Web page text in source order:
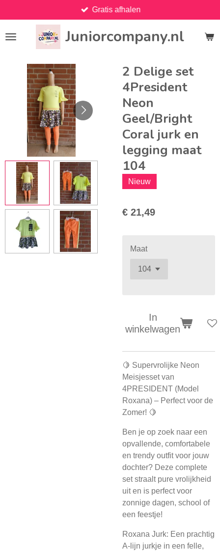
direct
naar
Juniorcompany.nl
Gratis afhalen
2 Delige set
4President
Neon
Geel/Bright
Coral jurk en
legging maat
104
Nieuw
€ 21,49
Maat
In
winkelwagen
🍋 Supervrolijke Neon
Meisjesset van
4PRESIDENT (Model
Roxana) – Perfect voor de
Zomer! 🍋
Ben je op zoek naar een
opvallende, comfortabele
en trendy outfit voor jouw
dochter? Deze complete
set straalt pure vrolijkheid
uit en is perfect voor
zonnige dagen, school of
een feestje!
Roxana Jurk: Een prachtig
A-lijn jurkje in een felle,